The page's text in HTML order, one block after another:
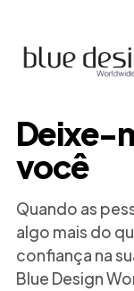
Deixe-
você
Quando as
algo mais do
confiança na
Blue Design